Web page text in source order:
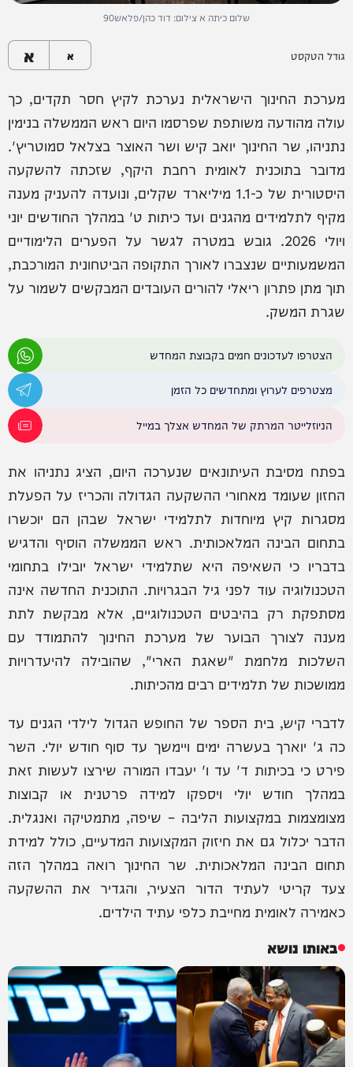
שלום כיתה א צילום: דוד כהן/פלאש90
גודל הטקסט א א
מערכת החינוך הישראלית נערכת לקיץ חסר תקדים, כך
עולה מהודעה משותפת שפרסמו היום ראש הממשלה בנימין
נתניהו, שר החינוך יואב קיש ושר האוצר בצלאל סמוטריץ'.
מדובר בתוכנית לאומית רחבת היקף, שזכתה להשקעה
היסטורית של כ-1.1 מיליארד שקלים, ונועדה להעניק מענה
מקיף לתלמידים מהגנים ועד כיתות ט' במהלך החודשים יוני
ויולי 2026. גובש במטרה לגשר על הפערים הלימודיים
המשמעותיים שנצברו לאורך התקופה הביטחונית המורכבת,
תוך מתן פתרון ריאלי להורים העובדים המבקשים לשמור על
שגרת המשק.
הצטרפו לעדכונים חמים בקבוצת המחדש
מצטרפים לערוץ ומתחדשים כל הזמן
הניוזלייטר המרתק של המחדש אצלך במייל
בפתח מסיבת העיתונאים שנערכה היום, הציג נתניהו את
החזון שעומד מאחורי ההשקעה הגדולה והכריז על הפעלת
מסגרות קיץ מיוחדות לתלמידי ישראל שבהן הם יוכשרו
בתחום הבינה המלאכותית. ראש הממשלה הוסיף והדגיש
בדבריו כי השאיפה היא שתלמידי ישראל יובילו בתחומי
הטכנולוגיה עוד לפני גיל הבגרויות. התוכנית החדשה אינה
מסתפקת רק בהיבטים הטכנולוגיים, אלא מבקשת לתת
מענה לצורך הבוער של מערכת החינוך להתמודד עם
השלכות מלחמת "שאגת הארי", שהובילה להיעדרויות
ממושכות של תלמידים רבים מהכיתות.
לדברי קיש, בית הספר של החופש הגדול לילדי הגנים עד
כה ג' יוארך בעשרה ימים ויימשך עד סוף חודש יולי. השר
פירט כי בכיתות ד' עד ו' יעבדו המורה שירצו לעשות זאת
במהלך חודש יולי ויספקו למידה פרטנית או קבוצות
מצומצמות במקצועות הליבה – שיפה, מתמטיקה ואנגלית.
הדבר יכלול גם את חיזוק המקצועות המדעיים, כולל למידת
תחום הבינה המלאכותית. שר החינוך רואה במהלך הזה
צעד קריטי לעתיד הדור הצעיר, והגדיר את ההשקעה
כאמירה לאומית מחייבת כלפי עתיד הילדים.
באותו נושא